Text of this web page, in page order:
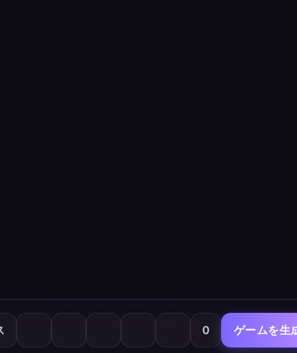
0 ゲームを生